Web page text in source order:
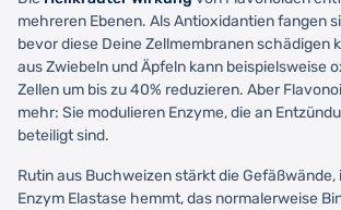
mehreren Ebenen. Als Antioxidantien fangen
bevor diese Deine Zellmembranen schädigen
aus Zwiebeln und Äpfeln kann beispielsweise
Zellen um bis zu 40% reduzieren. Aber
mehr: Sie modulieren Enzyme, die an
beteiligt sind.
Rutin aus Buchweizen stärkt die Gefäßwände,
Enzym Elastase hemmt, das normalerweise